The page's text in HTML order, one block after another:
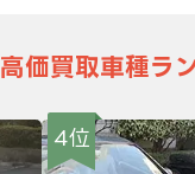
高価買取車種ラ
4位